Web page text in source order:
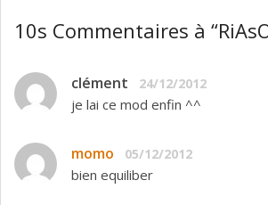
10s Commentaires à
clément 24/12/2012
je lai ce mod enfin ^^
momo 05/12/2012
bien equiliber